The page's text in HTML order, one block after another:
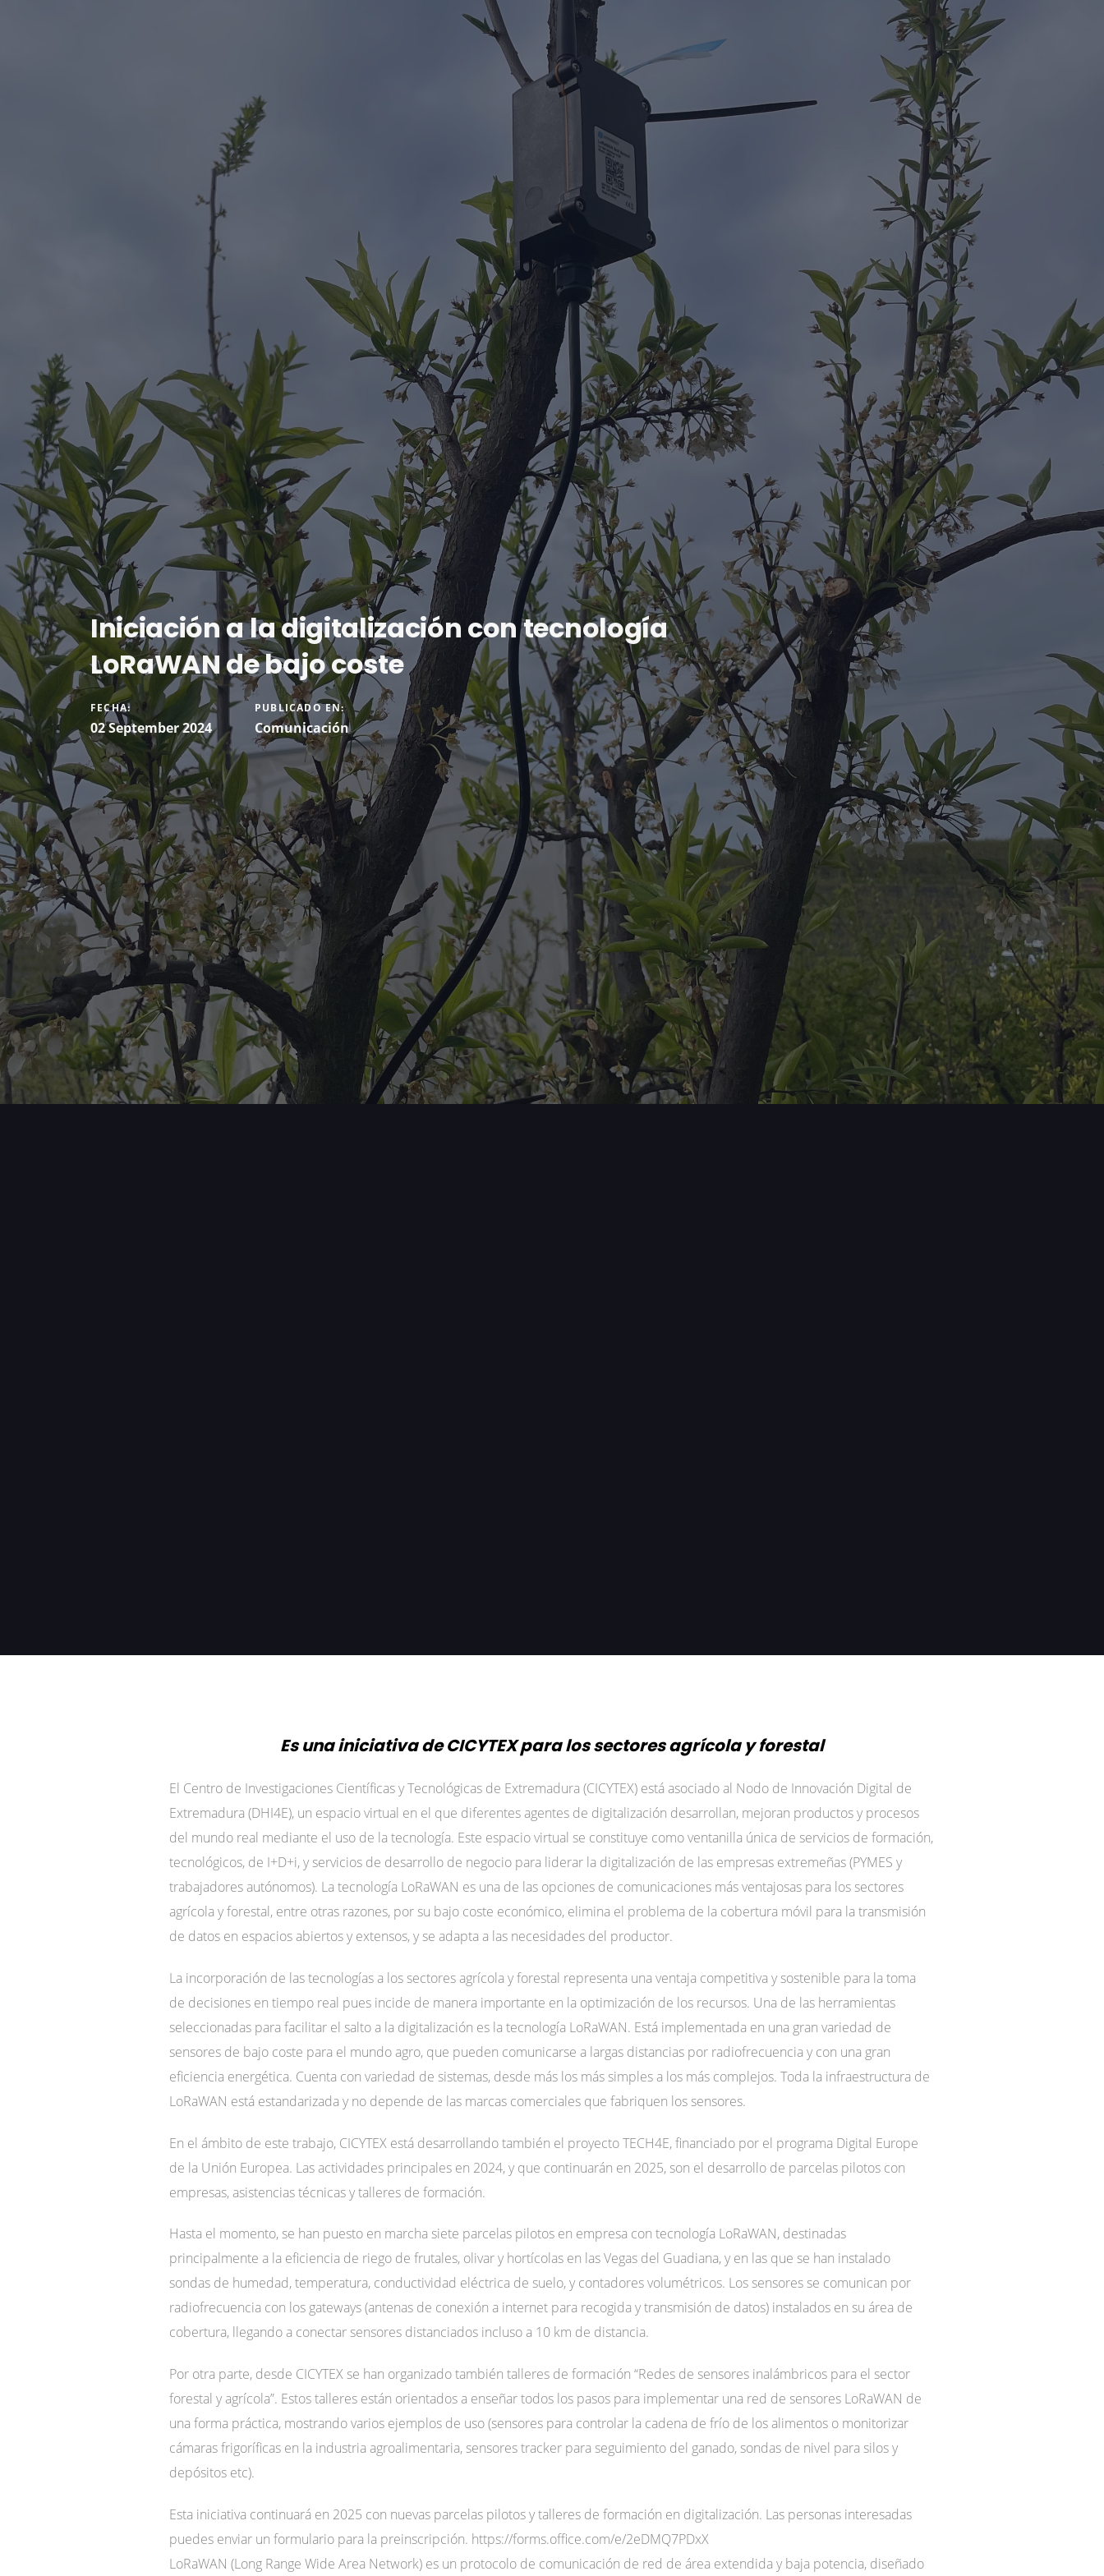
Iniciación a la digitalización con tecnología
LoRaWAN de bajo coste
FECHA:
02 September 2024
PUBLICADO EN:
Comunicación
Es una iniciativa de CICYTEX para los sectores agrícola y forestal
El Centro de Investigaciones Científicas y Tecnológicas de Extremadura (CICYTEX) está asociado al Nodo de Innovación Digital de
Extremadura (DHI4E), un espacio virtual en el que diferentes agentes de digitalización desarrollan, mejoran productos y procesos
del mundo real mediante el uso de la tecnología. Este espacio virtual se constituye como ventanilla única de servicios de formación,
tecnológicos, de I+D+i, y servicios de desarrollo de negocio para liderar la digitalización de las empresas extremeñas (PYMES y
trabajadores autónomos). La tecnología LoRaWAN es una de las opciones de comunicaciones más ventajosas para los sectores
agrícola y forestal, entre otras razones, por su bajo coste económico, elimina el problema de la cobertura móvil para la transmisión
de datos en espacios abiertos y extensos, y se adapta a las necesidades del productor.
La incorporación de las tecnologías a los sectores agrícola y forestal representa una ventaja competitiva y sostenible para la toma
de decisiones en tiempo real pues incide de manera importante en la optimización de los recursos. Una de las herramientas
seleccionadas para facilitar el salto a la digitalización es la tecnología LoRaWAN. Está implementada en una gran variedad de
sensores de bajo coste para el mundo agro, que pueden comunicarse a largas distancias por radiofrecuencia y con una gran
eficiencia energética. Cuenta con variedad de sistemas, desde más los más simples a los más complejos. Toda la infraestructura de
LoRaWAN está estandarizada y no depende de las marcas comerciales que fabriquen los sensores.
En el ámbito de este trabajo, CICYTEX está desarrollando también el proyecto TECH4E, financiado por el programa Digital Europe
de la Unión Europea. Las actividades principales en 2024, y que continuarán en 2025, son el desarrollo de parcelas pilotos con
empresas, asistencias técnicas y talleres de formación.
Hasta el momento, se han puesto en marcha siete parcelas pilotos en empresa con tecnología LoRaWAN, destinadas
principalmente a la eficiencia de riego de frutales, olivar y hortícolas en las Vegas del Guadiana, y en las que se han instalado
sondas de humedad, temperatura, conductividad eléctrica de suelo, y contadores volumétricos. Los sensores se comunican por
radiofrecuencia con los gateways (antenas de conexión a internet para recogida y transmisión de datos) instalados en su área de
cobertura, llegando a conectar sensores distanciados incluso a 10 km de distancia.
Por otra parte, desde CICYTEX se han organizado también talleres de formación “Redes de sensores inalámbricos para el sector
forestal y agrícola”. Estos talleres están orientados a enseñar todos los pasos para implementar una red de sensores LoRaWAN de
una forma práctica, mostrando varios ejemplos de uso (sensores para controlar la cadena de frío de los alimentos o monitorizar
cámaras frigoríficas en la industria agroalimentaria, sensores tracker para seguimiento del ganado, sondas de nivel para silos y
depósitos etc).
Esta iniciativa continuará en 2025 con nuevas parcelas pilotos y talleres de formación en digitalización. Las personas interesadas
puedes enviar un formulario para la preinscripción. https://forms.office.com/e/2eDMQ7PDxX
LoRaWAN (Long Range Wide Area Network) es un protocolo de comunicación de red de área extendida y baja potencia, diseñado